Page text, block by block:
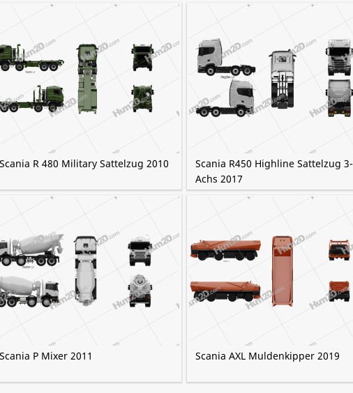
Scania R 480 Military Sattelzug 2010
Scania R450 Highline Sattelzug 3-
Achs 2017
Scania P Mixer 2011 Scania AXL Muldenkipper 2019